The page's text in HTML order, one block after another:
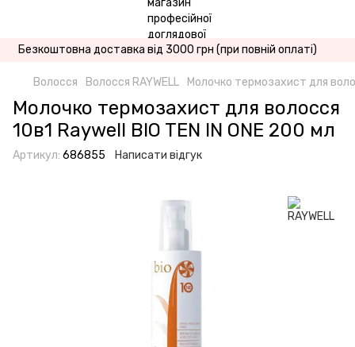
Безкоштовна доставка від 3000 грн (при повній оплаті)
Волосся Волосся RAYWELL Молочко термозахист для
Молочко термозахист для волосся
10в1 Raywell BIO TEN IN ONE 200 мл
Артикул: 686855 Написати відгук